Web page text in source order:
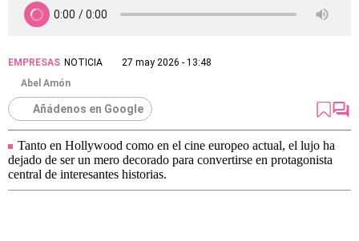
EMPRESAS NOTICIA
27 may 2026 - 13:48
Abel Amón
Añádenos en Google
Tanto en Hollywood como en el cine europeo actual, el lujo ha
dejado de ser un mero decorado para convertirse en protagonista
central de interesantes historias.